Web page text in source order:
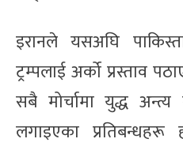
इरानले यसअघि
ट्रम्पलाई अर्को प्रस्ताव
सबै मोर्चामा युद्ध अन्त्य
लगाइएका प्रतिबन्धहरू